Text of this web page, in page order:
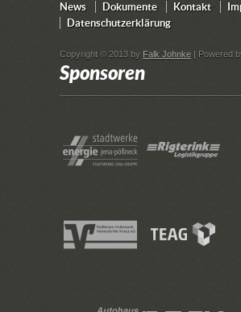
News Dokumente Kontakt
Datenschutzerklärung
Copyright © 2013 by Falk Johnke | Powered
Sponsoren